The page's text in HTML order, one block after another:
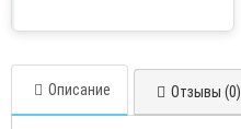
Описание Отзывы (0)